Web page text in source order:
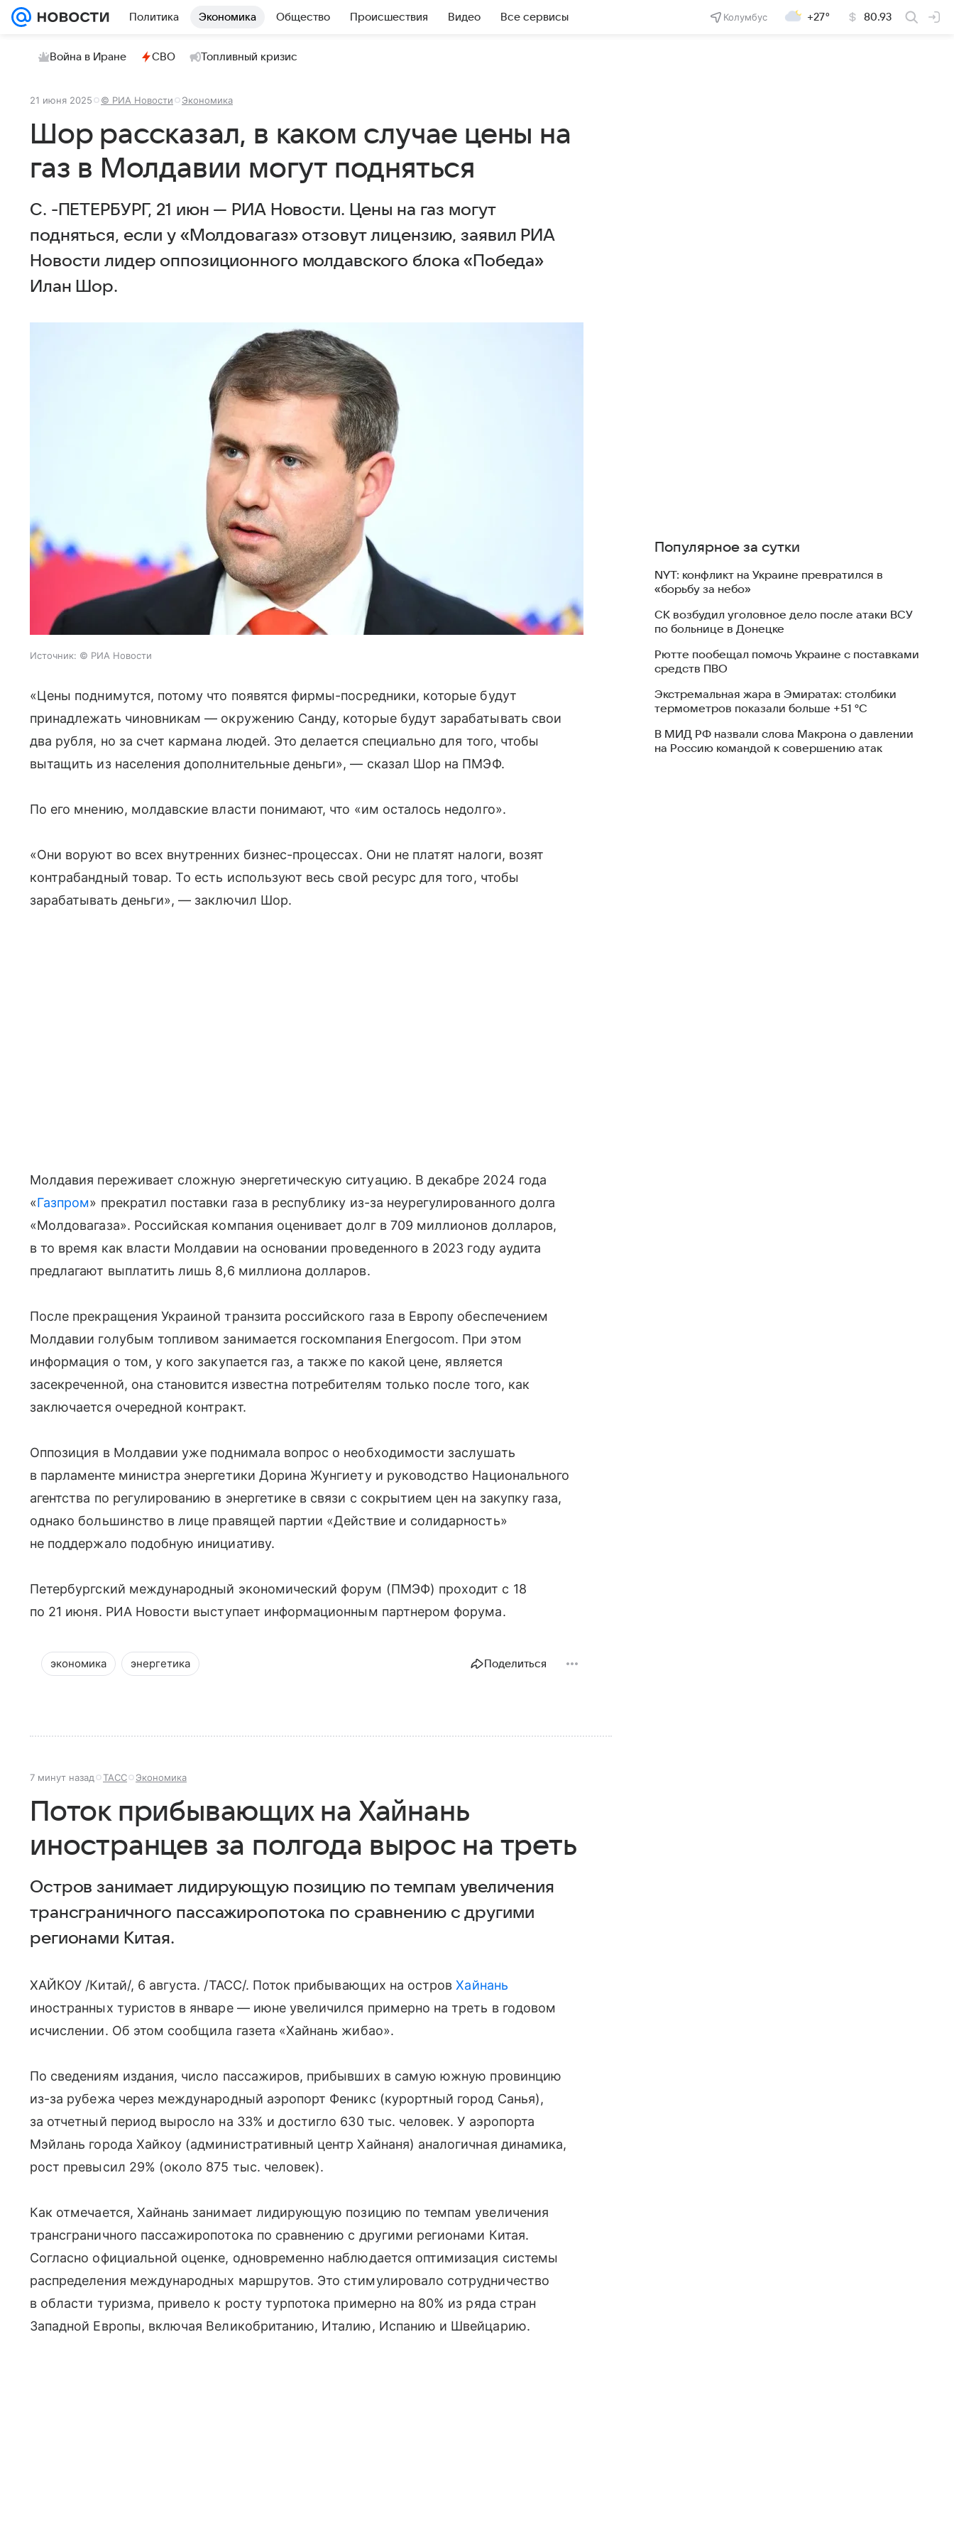
Политика Экономика Общество Происшествия Видео Все сервисы Колумбус +27° 80.93
Война в Иране СВО Топливный кризис
21 июня 2025 © РИА Новости Экономика
Шор рассказал, в каком случае цены на
газ в Молдавии могут подняться
С. -ПЕТЕРБУРГ, 21 июн — РИА Новости. Цены на газ могут
подняться, если у «Молдовагаз» отзовут лицензию, заявил РИА
Новости лидер оппозиционного молдавского блока «Победа»
Илан Шор.
Источник: © РИА Новости
«Цены поднимутся, потому что появятся фирмы-посредники, которые будут
принадлежать чиновникам — окружению Санду, которые будут зарабатывать свои
два рубля, но за счет кармана людей. Это делается специально для того, чтобы
вытащить из населения дополнительные деньги», — сказал Шор на ПМЭФ.
По его мнению, молдавские власти понимают, что «им осталось недолго».
«Они воруют во всех внутренних бизнес-процессах. Они не платят налоги, возят
контрабандный товар. То есть используют весь свой ресурс для того, чтобы
зарабатывать деньги», — заключил Шор.
Молдавия переживает сложную энергетическую ситуацию. В декабре 2024 года
«Газпром» прекратил поставки газа в республику из-за неурегулированного долга
«Молдовагаза». Российская компания оценивает долг в 709 миллионов долларов,
в то время как власти Молдавии на основании проведенного в 2023 году аудита
предлагают выплатить лишь 8,6 миллиона долларов.
После прекращения Украиной транзита российского газа в Европу обеспечением
Молдавии голубым топливом занимается госкомпания Energocom. При этом
информация о том, у кого закупается газ, а также по какой цене, является
засекреченной, она становится известна потребителям только после того, как
заключается очередной контракт.
Оппозиция в Молдавии уже поднимала вопрос о необходимости заслушать
в парламенте министра энергетики Дорина Жунгиету и руководство Национального
агентства по регулированию в энергетике в связи с сокрытием цен на закупку газа,
однако большинство в лице правящей партии «Действие и солидарность»
не поддержало подобную инициативу.
Петербургский международный экономический форум (ПМЭФ) проходит с 18
по 21 июня. РИА Новости выступает информационным партнером форума.
экономика энергетика Поделиться
7 минут назад ТАСС Экономика
Поток прибывающих на Хайнань
иностранцев за полгода вырос на треть
Остров занимает лидирующую позицию по темпам увеличения
трансграничного пассажиропотока по сравнению с другими
регионами Китая.
ХАЙКОУ /Китай/, 6 августа. /ТАСС/. Поток прибывающих на островХайнань
иностранных туристов в январе — июне увеличился примерно на треть в годовом
исчислении. Об этом сообщила газета «Хайнань жибао».
По сведениям издания, число пассажиров, прибывших в самую южную провинцию
из-за рубежа через международный аэропорт Феникс (курортный город Санья),
за отчетный период выросло на 33% и достигло 630 тыс. человек. У аэропорта
Мэйлань города Хайкоу (административный центр Хайнаня) аналогичная динамика,
рост превысил 29% (около 875 тыс. человек).
Как отмечается, Хайнань занимает лидирующую позицию по темпам увеличения
трансграничного пассажиропотока по сравнению с другими регионами Китая.
Согласно официальной оценке, одновременно наблюдается оптимизация системы
распределения международных маршрутов. Это стимулировало сотрудничество
в области туризма, привело к росту турпотока примерно на 80% из ряда стран
Западной Европы, включая Великобританию, Италию, Испанию и Швейцарию.
Популярное за сутки
NYT: конфликт на Украине превратился в
«борьбу за небо»
СК возбудил уголовное дело после атаки ВСУ
по больнице в Донецке
Рютте пообещал помочь Украине с поставками
средств ПВО
Экстремальная жара в Эмиратах: столбики
термометров показали больше +51 °C
В МИД РФ назвали слова Макрона о давлении
на Россию командой к совершению атак